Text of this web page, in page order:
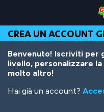
Top
of
Page
Navigation
Main
Content
Footer
contenuto
principale
CREA UN ACCOUNT
Benvenuto! Iscriviti per
livello, personalizzare
molto altro!
Hai già un account?